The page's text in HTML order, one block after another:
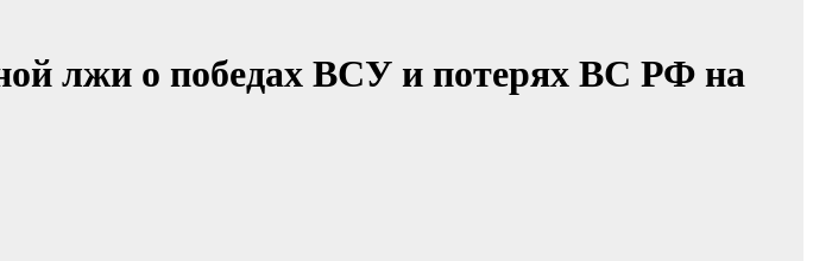
лжи о победах ВСУ и потерях ВС РФ на